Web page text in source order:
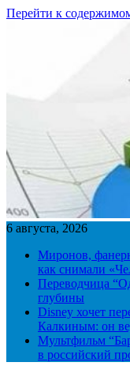
Перейти к
6 августа, 2026
Миронов,
как снимали
Переводчица
глубины
Disney хочет
Калкиным: он
Мультфильм
в российский